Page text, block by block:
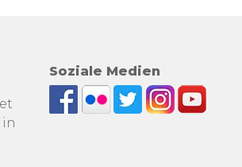
in
Soziale Medien